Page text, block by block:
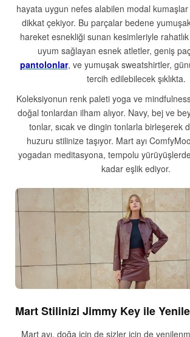
hayata uygun nefes alabilen modal
dikkat çekiyor. Bu parçalar bedene
hareket esnekliği sunan kesimleriyle
uyum sağlayan esnek atletler, geniş
pantolonlar, ve yumuşak sweatshirtler,
tercih edilebilecek şıklıkta.
Koleksiyonun renk paleti yoga ve
doğal tonlardan ilham alıyor. Navy, bej ve
tonlar, sıcak ve dingin tonlarla birleşerek
huzuru stilinize taşıyor. Mart ayı
yogadan meditasyona, tempolu
kadar eşlik ediyor.
Mart Stilinizi Jimmy Key ile
Mart ayı, doğa için de sizler için de